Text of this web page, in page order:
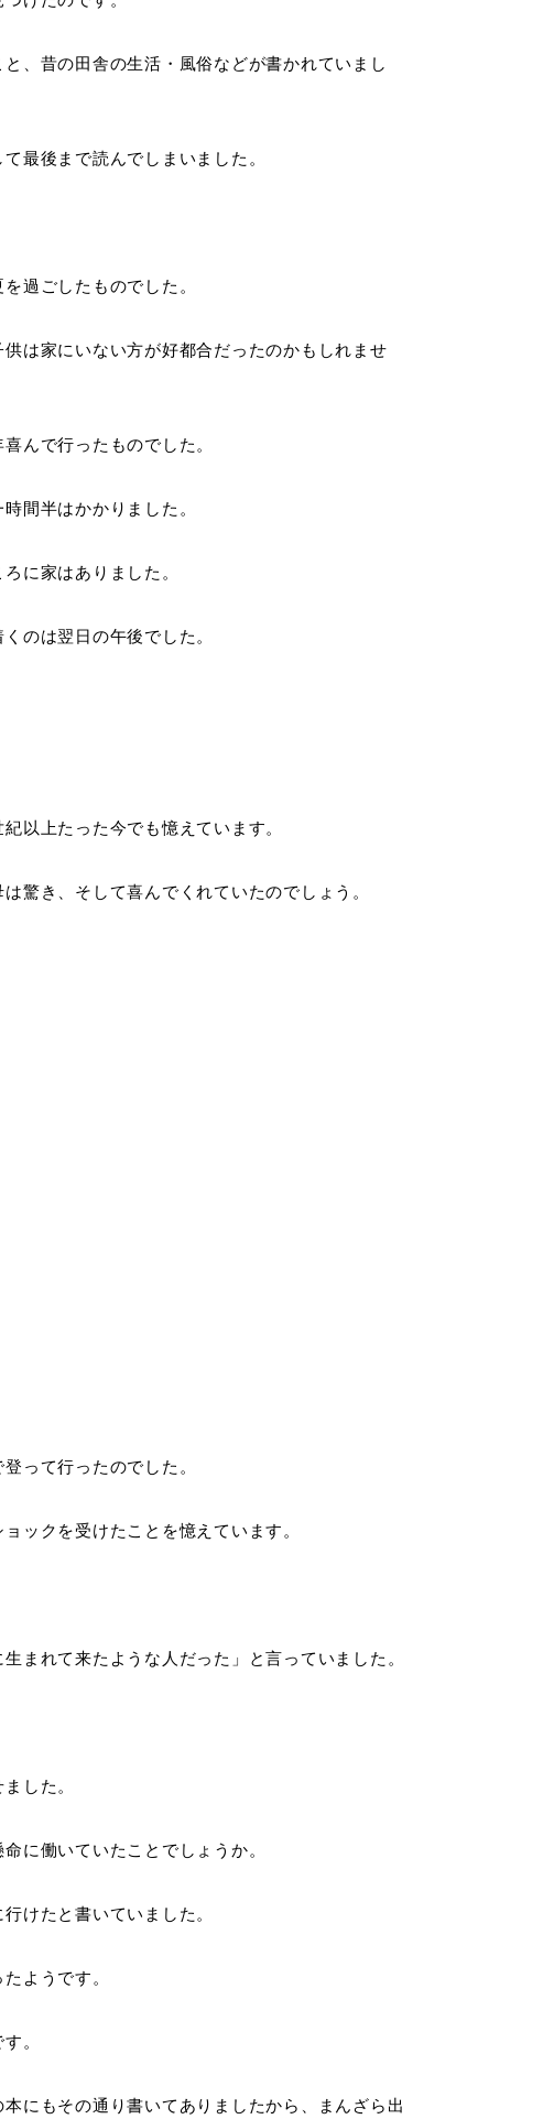
、昔の田舎の生活・風俗などが書かれていまし
最後まで読んでしまいました。
過ごしたものでした。
は家にいない方が好都合だったのかもしれませ
んで行ったものでした。
間半はかかりました。
に家はありました。
のは翌日の午後でした。
以上たった今でも憶えています。
驚き、そして喜んでくれていたのでしょう。
って行ったのでした。
ックを受けたことを憶えています。
まれて来たような人だった」と言っていました。
した。
に働いていたことでしょうか。
けたと書いていました。
ようです。
。
にもその通り書いてありましたから、まんざら出